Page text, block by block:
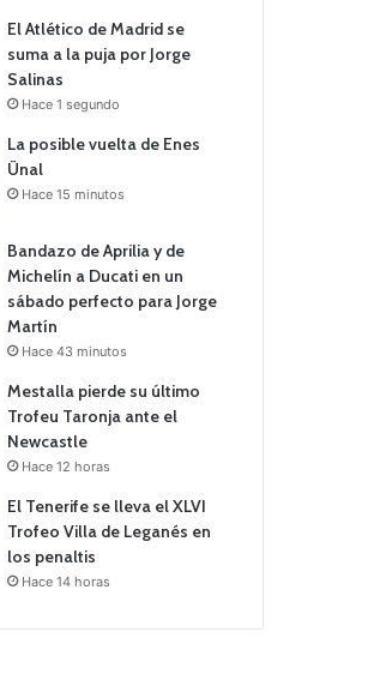
El Atlético de Madrid se
suma a la puja por Jorge
Salinas
Hace 1 segundo
La posible vuelta de Enes
Ünal
Hace 15 minutos
Bandazo de Aprilia y de
Michelín a Ducati en un
sábado perfecto para Jorge
Martín
Hace 43 minutos
Mestalla pierde su último
Trofeu Taronja ante el
Newcastle
Hace 12 horas
El Tenerife se lleva el XLVI
Trofeo Villa de Leganés en
los penaltis
Hace 14 horas